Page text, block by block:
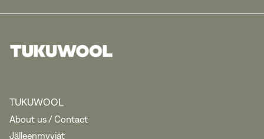
TUKUWOOL
About us / Contact
Jälleenmyyjät